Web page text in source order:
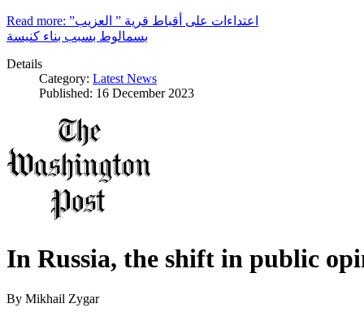
Read more: اعتداءات على أقباط قرية ” العزيب”
بسمالوط بسبب بناء كنيسة
Details
Category: Latest News
Published: 16 December 2023
In Russia, the shift in public
By Mikhail Zygar